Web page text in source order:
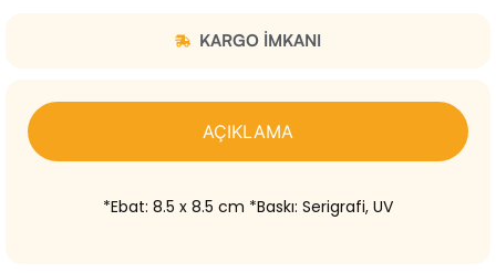
KARGO IMKANI
AÇIKLAMA
*Ebat: 8.5 x 8.5 cm *Baskı: Serigrafi, UV